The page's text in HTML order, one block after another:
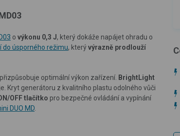
o výkonu 0,3 J, který dokáže napájet ohradu o
do úsporného režimu, kterývýrazně prodlouží
optimální výkon zařízení. BrightLight
Kryt generátoru z kvalitního plastu odolného vůči
OFF tlačítko pro bezpečné ovládání a vypínání
DUO MD